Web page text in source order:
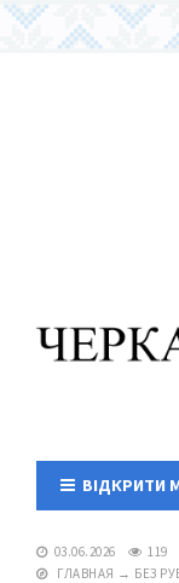
ВІДКРИТИ
03.06.2026 119
ГЛАВНАЯ → БЕЗ